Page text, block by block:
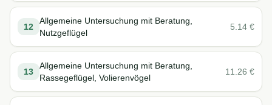
12
Allgemeine Untersuchung mit Beratung,
Nutzgeflügel
5.14 €
13
Allgemeine Untersuchung mit Beratung,
Rassegeflügel, Volierenvögel
11.26 €